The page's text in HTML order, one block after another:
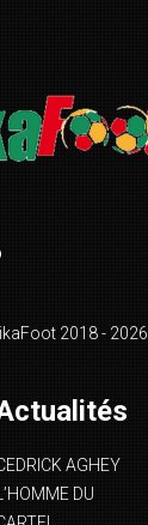
2018 - 2026
AGHEY
L’HOMME DU